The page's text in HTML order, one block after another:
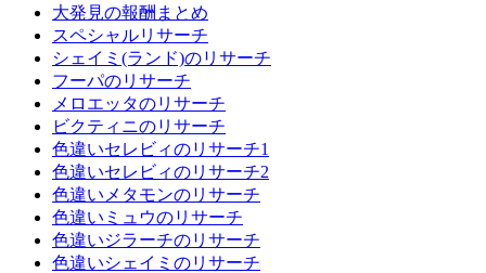
大発見の報酬まとめ
スペシャルリサーチ
シェイミ(ランド)のリサーチ
フーパのリサーチ
メロエッタのリサーチ
ビクティニのリサーチ
色違いセレビィのリサーチ1
色違いセレビィのリサーチ2
色違いメタモンのリサーチ
色違いミュウのリサーチ
色違いジラーチのリサーチ
色違いシェイミのリサーチ